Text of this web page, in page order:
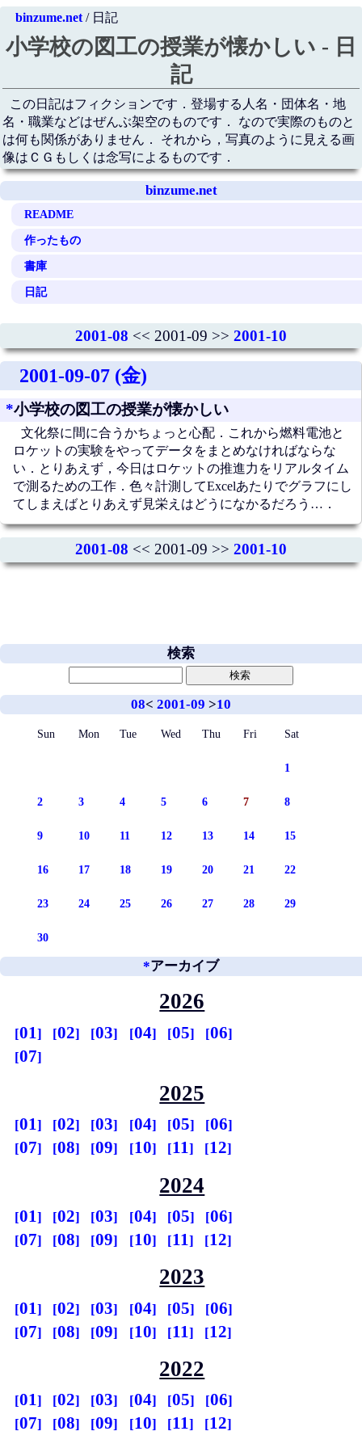
binzume.net/ 日記
小学校の図工の授業が懐かしい - 日
記
この日記はフィクションです．登場する人名・団体名・地
名・職業などはぜんぶ架空のものです． なので実際のものと
は何も関係がありません． それから，写真のように見える画
像はＣＧもしくは念写によるものです．
binzume.net
README
作ったもの
書庫
日記
2001-08 << 2001-09 >> 2001-10
2001-09-07 (金)
*小学校の図工の授業が懐かしい
文化祭に間に合うかちょっと心配．これから燃料電池と
ロケットの実験をやってデータをまとめなければならな
い．とりあえず，今日はロケットの推進力をリアルタイム
で測るための工作．色々計測してExcelあたりでグラフにし
てしまえばとりあえず見栄えはどうになかるだろう…．
2001-08 << 2001-09 >> 2001-10
検索
08< 2001-09 >10
Sun Mon Tue Wed Thu Fri Sat
1
2 3 4 5 6 7 8
9 10 11 12 13 14 15
16 17 18 19 20 21 22
23 24 25 26 27 28 29
30
*アーカイブ
2026
01 02 03 04 05
06
07
2025
01 02 03 04 05
06
07
08 09 10 11 12
2024
01 02 03 04 05
06
07
08 09 10 11 12
2023
01 02 03 04 05
06
07
08 09 10 11 12
2022
01 02 03 04 05
06
07
08 09 10 11 12